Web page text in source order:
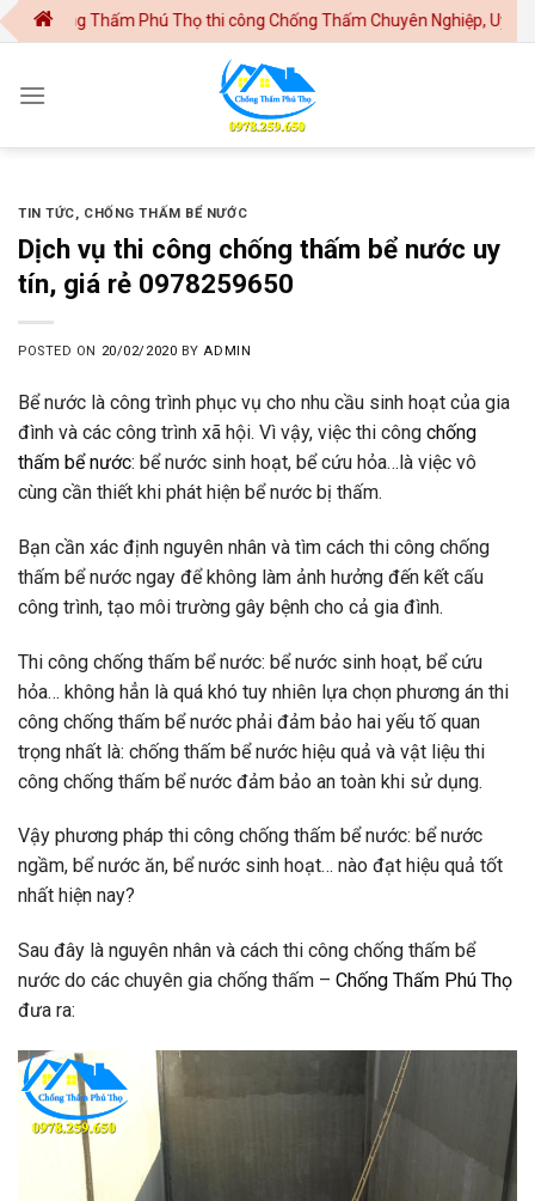
Skip
to
Thấm Phú Thọ thi công Chống Thấm Chuyên Nghiệp, Uy Tín tại
TIN TỨC, CHỐNG THẤM BỂ NƯỚC
Dịch vụ thi công chống thấm bể nước uy
tín, giá rẻ 0978259650
POSTED ON 20/02/2020 BYADMIN
Bể nước là công trình phục vụ cho nhu cầu sinh hoạt của gia
đình và các công trình xã hội. Vì vậy, việc thi công chống
thấm bể nước: bể nước sinh hoạt, bể cứu hỏa…là việc vô
cùng cần thiết khi phát hiện bể nước bị thấm.
Bạn cần xác định nguyên nhân và tìm cách thi công chống
thấm bể nước ngay để không làm ảnh hưởng đến kết cấu
công trình, tạo môi trường gây bệnh cho cả gia đình.
Thi công chống thấm bể nước: bể nước sinh hoạt, bể cứu
hỏa… không hẳn là quá khó tuy nhiên lựa chọn phương án thi
công chống thấm bể nước phải đảm bảo hai yếu tố quan
trọng nhất là: chống thấm bể nước hiệu quả và vật liệu thi
công chống thấm bể nước đảm bảo an toàn khi sử dụng.
Vậy phương pháp thi công chống thấm bể nước: bể nước
ngầm, bể nước ăn, bể nước sinh hoạt… nào đạt hiệu quả tốt
nhất hiện nay?
Sau đây là nguyên nhân và cách thi công chống thấm bể
nước do các chuyên gia chống thấm – Chống Thấm Phú Thọ
đưa ra: